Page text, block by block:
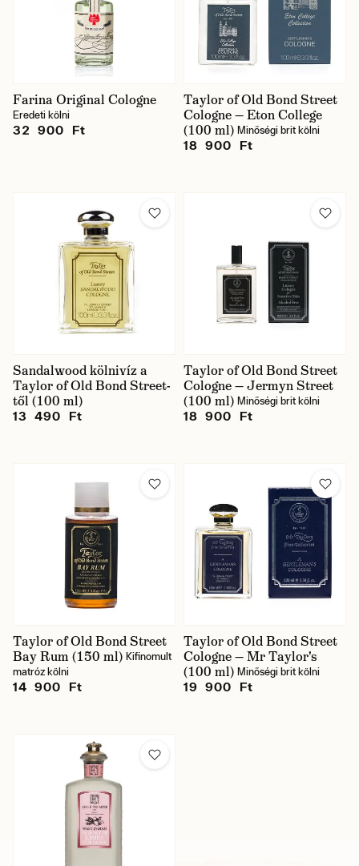
Farina Original Cologne
Eredeti kölni
32 900 Ft
Taylor of Old Bond Street
Cologne — Eton College
(100 ml) Minőségi brit kölni
18 900 Ft
Sandalwood kölnivíz a
Taylor of Old Bond Street-
től (100 ml)
13 490 Ft
Taylor of Old Bond Street
Cologne — Jermyn Street
(100 ml) Minőségi brit kölni
18 900 Ft
Taylor of Old Bond Street
Bay Rum (150 ml) Kifinomult
matróz kölni
14 900 Ft
Taylor of Old Bond Street
Cologne — Mr Taylor's
(100 ml) Minőségi brit kölni
19 900 Ft